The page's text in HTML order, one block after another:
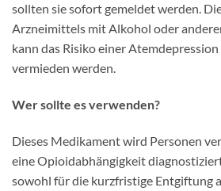
sollten sie sofort gemeldet werden.
Arzneimittels mit Alkohol oder
kann das Risiko einer
vermieden werden.
Wer sollte es verwenden?
Dieses Medikament wird Personen
eine Opioidabhängigkeit
sowohl für die kurzfristige Entgiftung